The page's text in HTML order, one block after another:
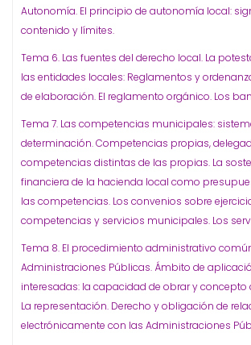
Autonomía. El principio de autonomía local:
contenido y límites.
Tema 6. Las fuentes del derecho local. La
las entidades locales: Reglamentos y
de elaboración. El reglamento orgánico. Los
Tema 7. Las competencias municipales:
determinación. Competencias propias,
competencias distintas de las propias. La
financiera de la hacienda local como
las competencias. Los convenios sobre
competencias y servicios municipales. Los
Tema 8. El procedimiento administrativo
Administraciones Públicas. Ámbito de
interesadas: la capacidad de obrar y concepto
La representación. Derecho y obligación de
electrónicamente con las Administraciones